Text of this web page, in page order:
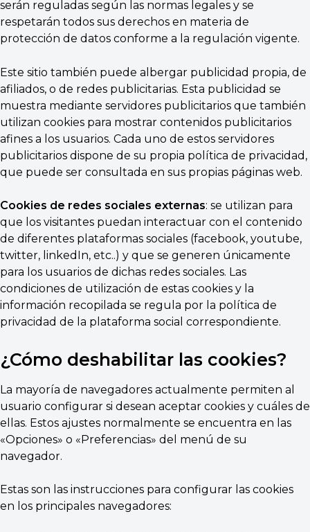
serán reguladas según las normas legales y se
respetarán todos sus derechos en materia de
protección de datos conforme a la regulación vigente.
Este sitio también puede albergar publicidad propia, de
afiliados, o de redes publicitarias. Esta publicidad se
muestra mediante servidores publicitarios que también
utilizan cookies para mostrar contenidos publicitarios
afines a los usuarios. Cada uno de estos servidores
publicitarios dispone de su propia política de privacidad,
que puede ser consultada en sus propias páginas web.
Cookies de redes sociales externas: se utilizan para
que los visitantes puedan interactuar con el contenido
de diferentes plataformas sociales (facebook, youtube,
twitter, linkedIn, etc..) y que se generen únicamente
para los usuarios de dichas redes sociales. Las
condiciones de utilización de estas cookies y la
información recopilada se regula por la política de
privacidad de la plataforma social correspondiente.
¿Cómo deshabilitar las cookies?
La mayoría de navegadores actualmente permiten al
usuario configurar si desean aceptar cookies y cuáles de
ellas. Estos ajustes normalmente se encuentra en las
«Opciones» o «Preferencias» del menú de su
navegador.
Estas son las instrucciones para configurar las cookies
en los principales navegadores: